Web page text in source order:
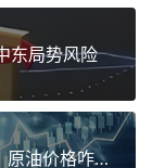
东局势风险
4.15黄金原油趋势明了，关键点位在哪？原油价格咋回事？